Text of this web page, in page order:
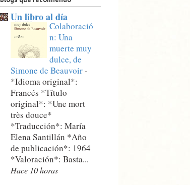
Un libro al día
Colaboració
n: Una
muerte muy
dulce, de
Simone de Beauvoir-
*Idioma original*:
Francés *Título
original*: *Une mort
très douce*
*Traducción*: María
Elena Santillán *Año
de publicación*: 1964
*Valoración*: Basta...
Hace 10 horas